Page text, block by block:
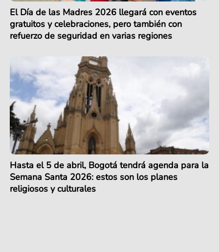
El Día de las Madres 2026 llegará con eventos
gratuitos y celebraciones, pero también con
refuerzo de seguridad en varias regiones
Hasta el 5 de abril, Bogotá tendrá agenda para la
Semana Santa 2026: estos son los planes
religiosos y culturales